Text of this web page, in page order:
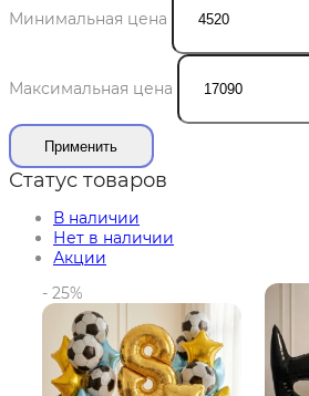
Минимальная цена
Максимальная цена
Применить
Статус товаров
В наличии
Нет в наличии
Акции
- 25%